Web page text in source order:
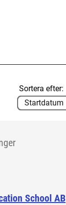
Sortera efter:
School AB